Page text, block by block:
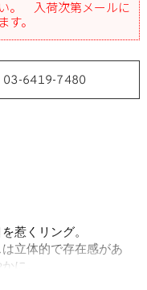
。 入荷次第メールに
す。
03-6419-7480
惹くリング。
立体的で存在感があ
に。
フリーでお使いいただ